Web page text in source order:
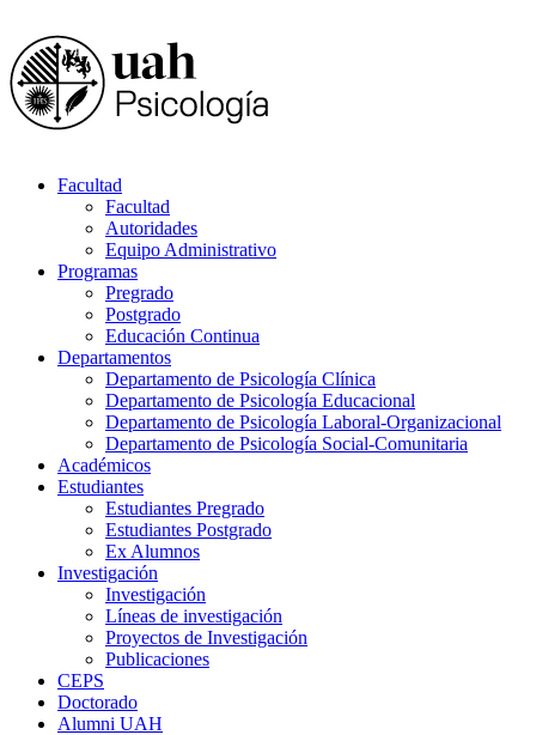
Facultad
Facultad
Autoridades
Equipo Administrativo
Programas
Pregrado
Postgrado
Educación Continua
Departamentos
Departamento de Psicología Clínica
Departamento de Psicología Educacional
Departamento de Psicología Laboral-Organizacional
Departamento de Psicología Social-Comunitaria
Académicos
Estudiantes
Estudiantes Pregrado
Estudiantes Postgrado
Ex Alumnos
Investigación
Investigación
Líneas de investigación
Proyectos de Investigación
Publicaciones
CEPS
Doctorado
Alumni UAH